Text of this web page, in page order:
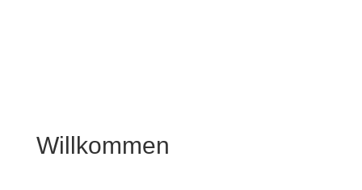
Willkommen